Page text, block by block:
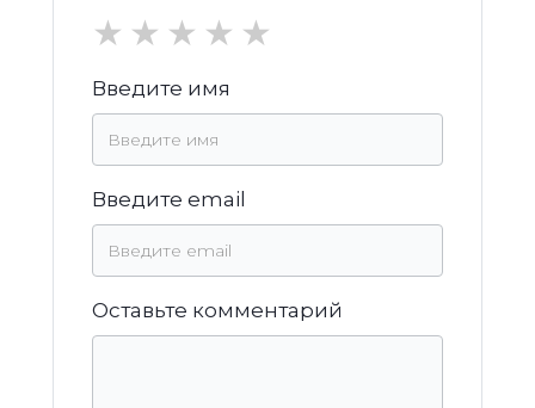
★
★
★
★
★
Введите имя
Введите email
Оставьте комментарий